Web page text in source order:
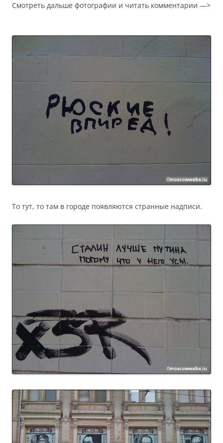
Смотреть дальше фотографии и читать комментарии —>
То тут, то там в городе появляются странные надписи.